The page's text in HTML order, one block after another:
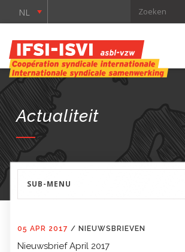
NL
Actualiteit
SUB-MENU
05 APR 2017 / NIEUWSBRIEVEN
Nieuwsbrief April 2017